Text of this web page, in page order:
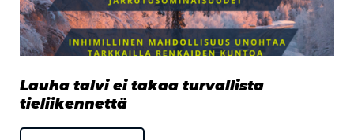
Lauha talvi ei takaa turvallista
tieliikennettä